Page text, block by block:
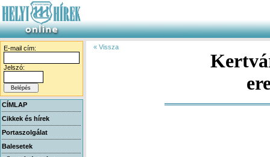
E-mail cím:
Jelszó:
CÍMLAP
Cikkek és hírek
Portaszolgálat
Balesetek
« Vissza